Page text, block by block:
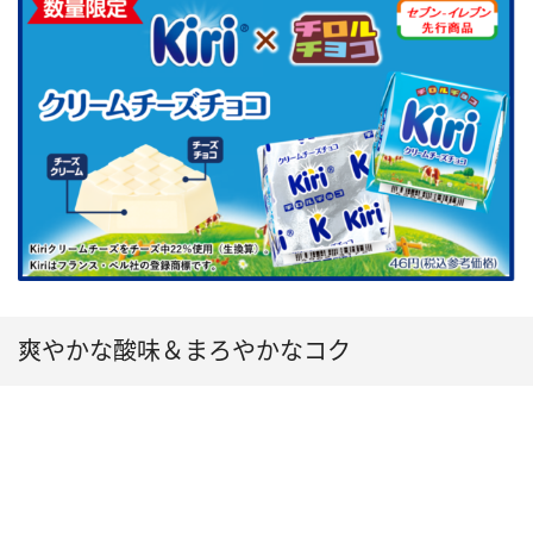
爽やかな酸味＆まろやかなコク